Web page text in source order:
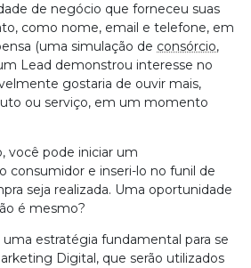
de negócio que forneceu suas
como nome, email e telefone, em
(uma simulação de consórcio,
Lead demonstrou interesse no
gostaria de ouvir mais,
ou serviço, em um momento
você pode iniciar um
consumidor e inseri-lo no funil de
seja realizada. Uma oportunidade
é mesmo?
estratégia fundamental para se
Digital, que serão utilizados